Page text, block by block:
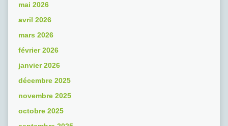
mai 2026
avril 2026
mars 2026
février 2026
janvier 2026
décembre 2025
novembre 2025
octobre 2025